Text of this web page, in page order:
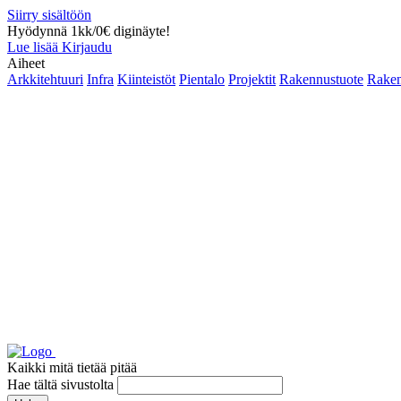
Siirry sisältöön
Hyödynnä 1kk/0€ diginäyte!
Lue lisää Kirjaudu
Aiheet
Arkkitehtuuri Infra Kiinteistöt Pientalo Projektit Rakennustuote
Kaikki mitä tietää pitää
Hae tältä sivustolta